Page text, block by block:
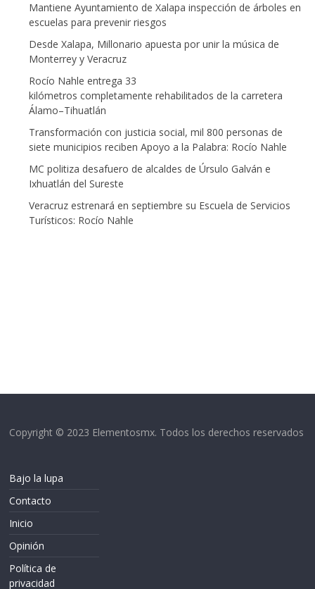
Mantiene Ayuntamiento de Xalapa inspección de árboles en
escuelas para prevenir riesgos
Desde Xalapa, Millonario apuesta por unir la música de
Monterrey y Veracruz
Rocío Nahle entrega 33
kilómetros completamente rehabilitados de la carretera
Álamo–Tihuatlán
Transformación con justicia social, mil 800 personas de
siete municipios reciben Apoyo a la Palabra: Rocío Nahle
MC politiza desafuero de alcaldes de Úrsulo Galván e
Ixhuatlán del Sureste
Veracruz estrenará en septiembre su Escuela de Servicios
Turísticos: Rocío Nahle
Copyright © 2023 Elementosmx. Todos los derechos reservados
Bajo la lupa
Contacto
Inicio
Opinión
Política de
privacidad